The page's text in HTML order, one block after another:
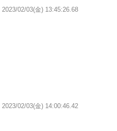
2023/02/03(金) 13:45:26.68
2023/02/03(金) 14:00:46.42